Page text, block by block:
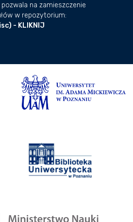
na zamieszczenie
w repozytorium:
- KLIKNIJ